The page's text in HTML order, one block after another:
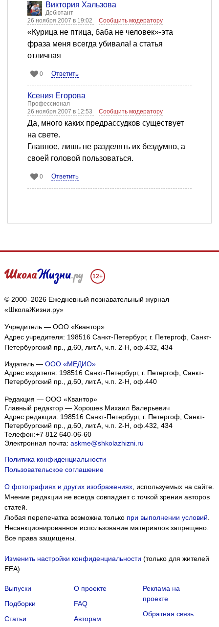
Виктория Хальзова
Дебютант
26 ноября 2007 в 19:02
Сообщить модератору
«Курица не птица, баба не человек»-эта
фраза меня всегда убивала! а статья
отличная
0 Ответить
Ксения Егорова
Профессионал
26 ноября 2007 в 12:53
Сообщить модератору
Да, много каких предрассудков существует
на свете.
Главное, лишь не разделять их бездумно, а
своей головой пользоваться.
0 Ответить
12+
© 2000–2026 Ежедневный познавательный журнал
«ШколаЖизни.ру»
Учредитель — ООО «Квантор»
Адрес учредителя: 198516 Санкт-Петербург, г. Петергоф, Санкт-
Петербургский пр., д.60, лит.А, ч.п. 2-Н, оф.432, 434
Издатель — ООО «МЕДИО»
Адрес издателя: 198516 Санкт-Петербург, г. Петергоф, Санкт-
Петербургский пр., д.60, лит.А, ч.п. 2-Н, оф.440
Редакция — ООО «Квантор»
Главный редактор — Хорошев Михаил Валерьевич
Адрес редакции: 198516 Санкт-Петербург, г. Петергоф, Санкт-
Петербургский пр., д.60, лит.А, ч.п. 2-Н, оф.432, 434
Телефон:+7 812 640-06-60
Электронная почта: askme@shkolazhizni.ru
Политика конфиденциальности
Пользовательское соглашение
О фотографиях и других изображениях, используемых на сайте.
Мнение редакции не всегда совпадает с точкой зрения авторов
статей.
Любая перепечатка возможна только при выполнении условий.
Несанкционированное использование материалов запрещено.
Все права защищены.
Изменить настройки конфиденциальности (только для жителей
EEA)
Выпуски
Подборки
Статьи
О проекте
FAQ
Авторам
Реклама на
проекте
Обратная связь